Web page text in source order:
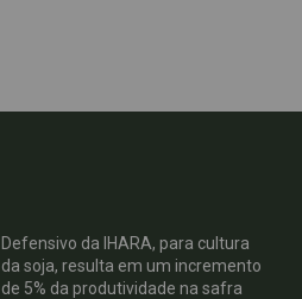
Defensivo da IHARA, para cultura
da soja, resulta em um incremento
de 5% da produtividade na safra